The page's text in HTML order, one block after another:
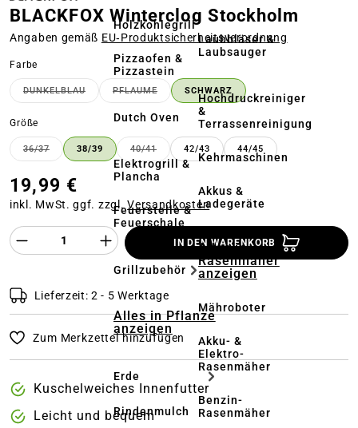
Holzkohlegrill
Pizzaofen &
Pizzastein
Dutch Oven
Elektrogrill &
Plancha
Feuerstelle &
Feuerschale
Grillzubehör
Alles in Pflanze
anzeigen
Erde
Rindenmulch
Laubbläser &
Laubsauger
Hochdruckreiniger
&
Terrassenreinigung
Kehrmaschinen
Akkus &
Ladegeräte
Alles in
Rasenmäher
anzeigen
Mähroboter
Akku- &
Elektro-
Rasenmäher
Benzin-
Rasenmäher
BLACKFOX Winterclog Stockholm
Angaben gemäß EU‑Produktsicherheitsverordnung
Farbe
DUNKELBLAU(DIESE OPTION IST ZURZEIT NICHT VERFÜGBAR.)
PFLAUME(DIESE OPTION IST ZURZEIT NICHT
SCHWARZ
Größe
36/37(DIESE OPTION IST ZURZEIT NICHT VERFÜGBAR.)
38/39 40/41(DIESE OPTION IST ZURZEIT NICHT
42/43 44/45
19,99 €
inkl. MwSt. ggf. zzgl.Versandkosten
Produkt Anzahl des Produktes
IN DEN WARENKORB
Lieferzeit: 2 - 5 Werktage
Zum Merkzettel hinzufügen
Kuschelweiches Innenfutter
Leicht und bequem